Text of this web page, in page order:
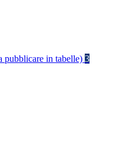
pubblicare in tabelle) 3